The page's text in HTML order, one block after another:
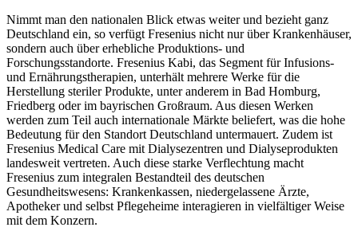
Nimmt man den nationalen Blick etwas weiter und bezieht ganz
Deutschland ein, so verfügt Fresenius nicht nur über Krankenhäuser,
sondern auch über erhebliche Produktions- und
Forschungsstandorte. Fresenius Kabi, das Segment für Infusions-
und Ernährungstherapien, unterhält mehrere Werke für die
Herstellung steriler Produkte, unter anderem in Bad Homburg,
Friedberg oder im bayrischen Großraum. Aus diesen Werken
werden zum Teil auch internationale Märkte beliefert, was die hohe
Bedeutung für den Standort Deutschland untermauert. Zudem ist
Fresenius Medical Care mit Dialysezentren und Dialyseprodukten
landesweit vertreten. Auch diese starke Verflechtung macht
Fresenius zum integralen Bestandteil des deutschen
Gesundheitswesens: Krankenkassen, niedergelassene Ärzte,
Apotheker und selbst Pflegeheime interagieren in vielfältiger Weise
mit dem Konzern.